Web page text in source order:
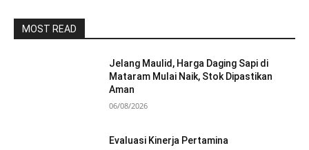
MOST READ
Jelang Maulid, Harga Daging Sapi di
Mataram Mulai Naik, Stok Dipastikan
Aman
06/08/2026
Evaluasi Kinerja Pertamina